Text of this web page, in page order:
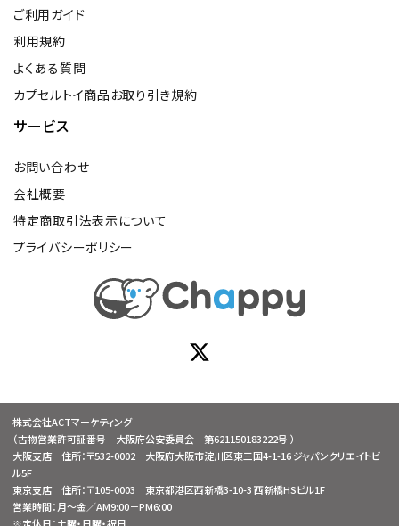
ご利用ガイド
利用規約
よくある質問
カプセルトイ商品お取り引き規約
サービス
お問い合わせ
会社概要
特定商取引法表示について
プライバシーポリシー
株式会社ACTマーケティング
（古物営業許可証番号 大阪府公安委員会 第621150183222号 ）
大阪支店 住所：〒532-0002 大阪府大阪市淀川区東三国4-1-16 ジャパンクリエイトビ
ル5F
東京支店 住所：〒105-0003 東京都港区西新橋3-10-3 西新橋HSビル1F
営業時間：月～金／AM9:00－PM6:00
※定休日：土曜・日曜・祝日